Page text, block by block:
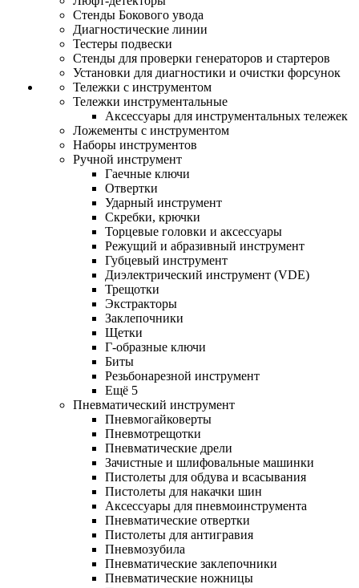
Стенды Бокового увода
Диагностические линии
Тестеры подвески
Стенды для проверки генераторов и стартеров
Установки для диагностики и очистки форсунок
Тележки с инструментом
Тележки инструментальные
Аксессуары для инструментальных тележек
Ложементы с инструментом
Наборы инструментов
Ручной инструмент
Гаечные ключи
Отвертки
Ударный инструмент
Скребки, крючки
Торцевые головки и аксессуары
Режущий и абразивный инструмент
Губцевый инструмент
Диэлектрический инструмент (VDE)
Трещотки
Экстракторы
Заклепочники
Щетки
Г-образные ключи
Биты
Резьбонарезной инструмент
Ещё 5
Пневматический инструмент
Пневмогайковерты
Пневмотрещотки
Пневматические дрели
Зачистные и шлифовальные машинки
Пистолеты для обдува и всасывания
Пистолеты для накачки шин
Аксессуары для пневмоинструмента
Пневматические отвертки
Пистолеты для антигравия
Пневмозубила
Пневматические заклепочники
Пневматические ножницы